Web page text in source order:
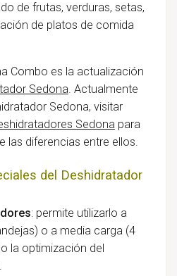
de frutas, verduras, setas,
de platos de comida
Combo es la actualización
Sedona. Actualmente
Sedona, visitar
Sedona para
las diferencias entre ellos.
del Deshidratador
: permite utilizarlo a
o a media carga (4
la optimización del